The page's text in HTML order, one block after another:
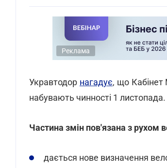
Реклама
Укравтодор нагадує, що Кабінет
набувають чинності 1 листопада.
Частина змін пов'язана з рухом
дається нове визначення